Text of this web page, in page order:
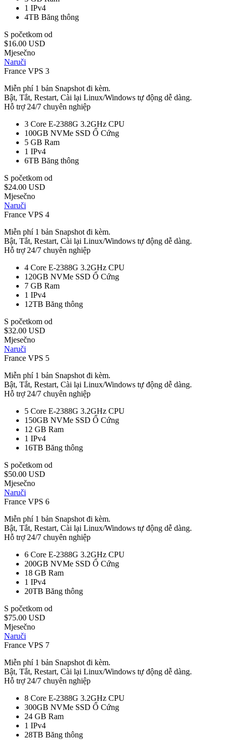
1 IPv4
4TB Băng thông
S početkom od
$16.00 USD
Mjesečno
Naruči
France VPS 3
Miễn phí 1 bản Snapshot đi kèm.
Bật, Tắt, Restart, Cài lại Linux/Windows tự động dễ dàng.
Hỗ trợ 24/7 chuyên nghiệp
3 Core E-2388G 3.2GHz CPU
100GB NVMe SSD Ổ Cứng
5 GB Ram
1 IPv4
6TB Băng thông
S početkom od
$24.00 USD
Mjesečno
Naruči
France VPS 4
Miễn phí 1 bản Snapshot đi kèm.
Bật, Tắt, Restart, Cài lại Linux/Windows tự động dễ dàng.
Hỗ trợ 24/7 chuyên nghiệp
4 Core E-2388G 3.2GHz CPU
120GB NVMe SSD Ổ Cứng
7 GB Ram
1 IPv4
12TB Băng thông
S početkom od
$32.00 USD
Mjesečno
Naruči
France VPS 5
Miễn phí 1 bản Snapshot đi kèm.
Bật, Tắt, Restart, Cài lại Linux/Windows tự động dễ dàng.
Hỗ trợ 24/7 chuyên nghiệp
5 Core E-2388G 3.2GHz CPU
150GB NVMe SSD Ổ Cứng
12 GB Ram
1 IPv4
16TB Băng thông
S početkom od
$50.00 USD
Mjesečno
Naruči
France VPS 6
Miễn phí 1 bản Snapshot đi kèm.
Bật, Tắt, Restart, Cài lại Linux/Windows tự động dễ dàng.
Hỗ trợ 24/7 chuyên nghiệp
6 Core E-2388G 3.2GHz CPU
200GB NVMe SSD Ổ Cứng
18 GB Ram
1 IPv4
20TB Băng thông
S početkom od
$75.00 USD
Mjesečno
Naruči
France VPS 7
Miễn phí 1 bản Snapshot đi kèm.
Bật, Tắt, Restart, Cài lại Linux/Windows tự động dễ dàng.
Hỗ trợ 24/7 chuyên nghiệp
8 Core E-2388G 3.2GHz CPU
300GB NVMe SSD Ổ Cứng
24 GB Ram
1 IPv4
28TB Băng thông